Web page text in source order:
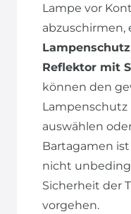
Lampe vor
abzuschirmen,
Reflektor mit
können den
auswählen
Bartagamen
nicht
Sicherheit der
vorgehen.